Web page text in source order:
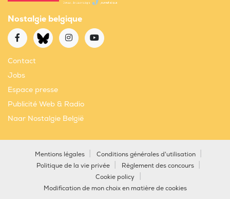
Nostalgie belgique
Contact
Jobs
Espace presse
Publicité Web & Radio
Naar Nostalgie België
Mentions légales
Conditions générales d'utilisation
Politique de la vie privée
Règlement des concours
Cookie policy
Modification de mon choix en matière de cookies